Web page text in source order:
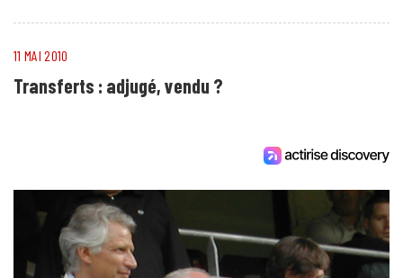
11 MAI 2010
Transferts : adjugé, vendu ?